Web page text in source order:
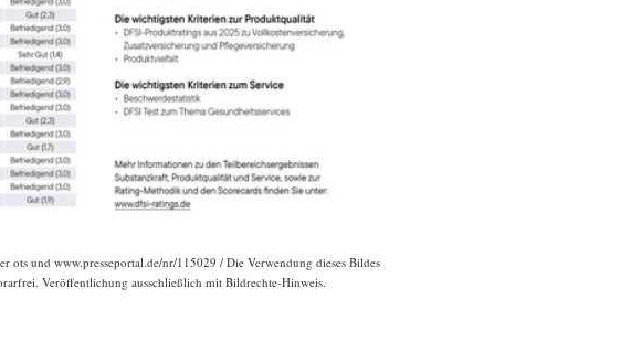
und www.presseportal.de/nr/115029 / Die Verwendung dieses Bildes
Veröffentlichung ausschließlich mit Bildrechte-Hinweis.